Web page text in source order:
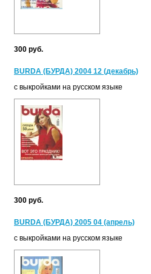
300 руб.
BURDA (БУРДА) 2004 12 (декабрь)
с выкройками на русском языке
300 руб.
BURDA (БУРДА) 2005 04 (апрель)
с выкройками на русском языке